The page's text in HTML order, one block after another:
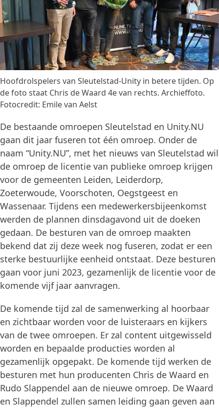
Hoofdrolspelers van Sleutelstad-Unity in betere tijden. Op
de foto staat Chris de Waard 4e van rechts. Archieffoto.
Fotocredit: Emile van Aelst
De bestaande omroepen Sleutelstad en Unity.NU
gaan dit jaar fuseren tot één omroep. Onder de
naam “Unity.NU”, met het nieuws van Sleutelstad wil
de omroep de licentie van publieke omroep krijgen
voor de gemeenten Leiden, Leiderdorp,
Zoeterwoude, Voorschoten, Oegstgeest en
Wassenaar. Tijdens een medewerkersbijeenkomst
werden de plannen dinsdagavond uit de doeken
gedaan. De besturen van de omroep maakten
bekend dat zij deze week nog fuseren, zodat er een
sterke bestuurlijke eenheid ontstaat. Deze besturen
gaan voor juni 2023, gezamenlijk de licentie voor de
komende vijf jaar aanvragen.
De komende tijd zal de samenwerking al hoorbaar
en zichtbaar worden voor de luisteraars en kijkers
van de twee omroepen. Er zal content uitgewisseld
worden en bepaalde producties worden al
gezamenlijk opgepakt. De komende tijd werken de
besturen met hun producenten Chris de Waard en
Rudo Slappendel aan de nieuwe omroep. De Waard
en Slappendel zullen samen leiding gaan geven aan